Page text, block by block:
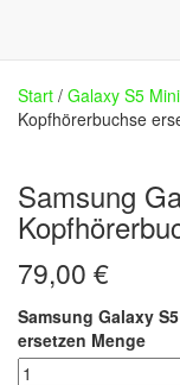
Start / Galaxy S5 Mini
Kopfhörerbuchse
Samsung
79,00 €
Samsung Galaxy
ersetzen Menge